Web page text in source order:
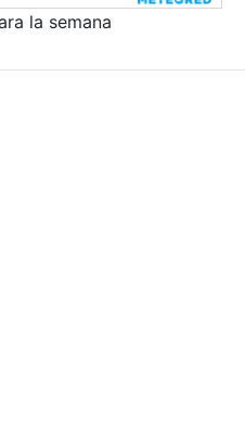
la semana